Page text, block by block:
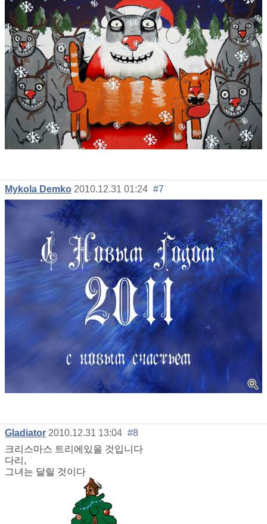
Mykola Demko 2010.12.31 01:24 #7
Gladiator 2010.12.31 13:04 #8
크리스마스 트리에있을 것입니다
다리,
그녀는 달릴 것이다